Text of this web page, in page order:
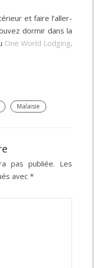
et faire l’aller-
dormir dans la
One World Lodging.
Malaisie
pas publiée. Les
avec *